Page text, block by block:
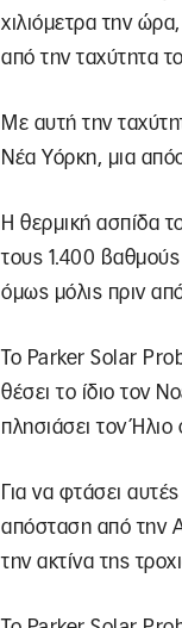
χιλιόμετρα την
από την ταχύτητα
Με αυτή την
Νέα Υόρκη, μια
H θερμική ασπίδα
τους 1.400 βαθμούς
όμως μόλις πριν
Το Parker Solar
θέσει το ίδιο τον
πλησιάσει τον
Για να φτάσει
απόσταση από την
την ακτίνα της